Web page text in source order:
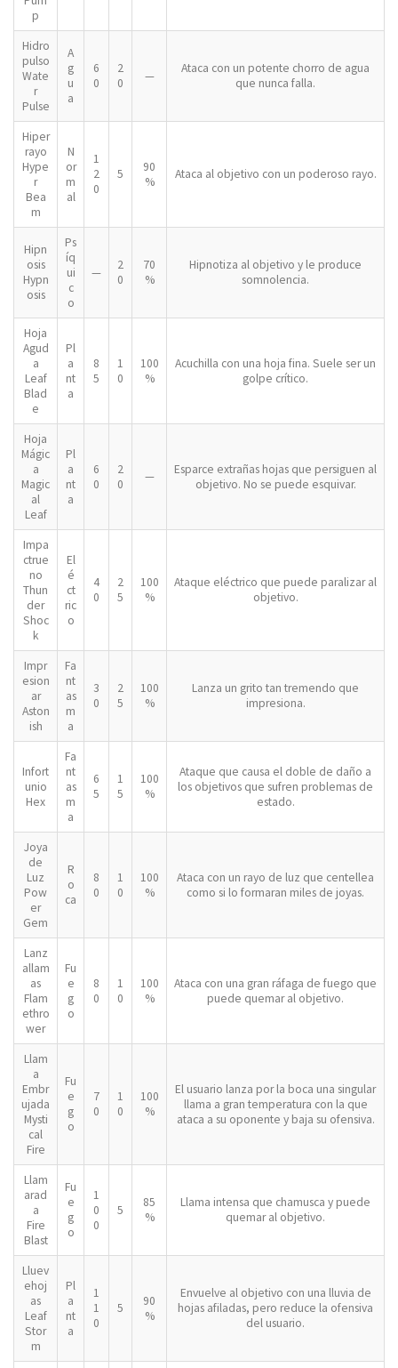
p
Hidro
pulso
Wate
r
Pulse
A
g
u
a
6
0
2
0
—
Ataca con un potente chorro de agua
que nunca falla.
Hiper
rayo
Hype
r
Bea
m
N
or
m
al
1
2
0
5
90
%
Ataca al objetivo con un poderoso rayo.
Hipn
osis
Hypn
osis
Ps
íq
ui
c
o
—
2
0
70
%
Hipnotiza al objetivo y le produce
somnolencia.
Hoja
Agud
a
Leaf
Blad
e
Pl
a
nt
a
8
5
1
0
100
%
Acuchilla con una hoja fina. Suele ser un
golpe crítico.
Hoja
Mágic
a
Magic
al
Leaf
Pl
a
nt
a
6
0
2
0
—
Esparce extrañas hojas que persiguen al
objetivo. No se puede esquivar.
Impa
ctrue
no
Thun
der
Shoc
k
El
é
ct
ric
o
4
0
2
5
100
%
Ataque eléctrico que puede paralizar al
objetivo.
Impr
esion
ar
Aston
ish
Fa
nt
as
m
a
3
0
2
5
100
%
Lanza un grito tan tremendo que
impresiona.
Infort
unio
Hex
Fa
nt
as
m
a
6
5
1
5
100
%
Ataque que causa el doble de daño a
los objetivos que sufren problemas de
estado.
Joya
de
Luz
Pow
er
Gem
R
o
ca
8
0
1
0
100
%
Ataca con un rayo de luz que centellea
como si lo formaran miles de joyas.
Lanz
allam
as
Flam
ethro
wer
Fu
e
g
o
8
0
1
0
100
%
Ataca con una gran ráfaga de fuego que
puede quemar al objetivo.
Llam
a
Embr
ujada
Mysti
cal
Fire
Fu
e
g
o
7
0
1
0
100
%
El usuario lanza por la boca una singular
llama a gran temperatura con la que
ataca a su oponente y baja su ofensiva.
Llam
arad
a
Fire
Blast
Fu
e
g
o
1
0
0
5
85
%
Llama intensa que chamusca y puede
quemar al objetivo.
Lluev
ehoj
as
Leaf
Stor
m
Pl
a
nt
a
1
1
0
5
90
%
Envuelve al objetivo con una lluvia de
hojas afiladas, pero reduce la ofensiva
del usuario.